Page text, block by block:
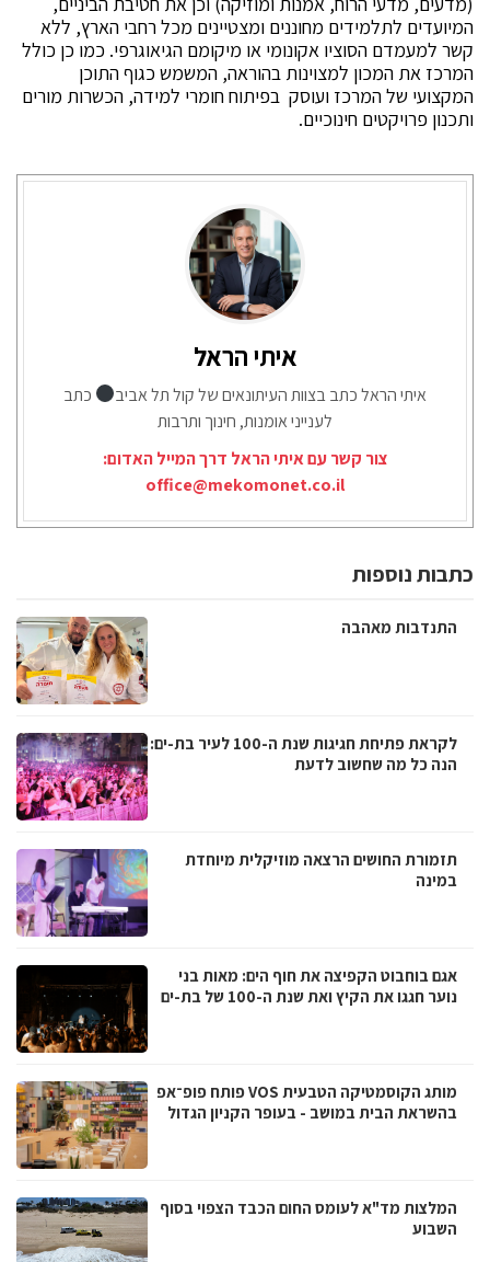
המיועדים לתלמידים מחוננים ומצטיינים מכל רחבי הארץ, ללא
קשר למעמדם הסוציו אקונומי או מיקומם הגיאוגרפי. כמו כן כולל
המרכז את המכון למצוינות בהוראה, המשמש כגוף התוכן
המקצועי של המרכז ועוסק בפיתוח חומרי למידה, הכשרות מורים
ותכנון פרויקטים חינוכיים.
איתי הראל
איתי הראל כתב בצוות העיתונאים של קול תל אביב
כתב
לענייני אומנות, חינוך ותרבות
צור קשר עם איתי הראל דרך המייל האדום:
office@mekomonet.co.il
כתבות נוספות
התנדבות מאהבה
לקראת פתיחת חגיגות שנת ה-100 לעיר בת-ים:
הנה כל מה שחשוב לדעת
תזמורת החושים הרצאה מוזיקלית מיוחדת
במינה
אגם בוחבוט הקפיצה את חוף הים: מאות בני
נוער חגגו את הקיץ ואת שנת ה-100 של בת-ים
מותג הקוסמטיקה הטבעית VOS פותח פופ־אפ
בהשראת הבית במושב - בעופר הקניון הגדול
המלצות מד"א לעומס החום הכבד הצפוי בסוף
השבוע